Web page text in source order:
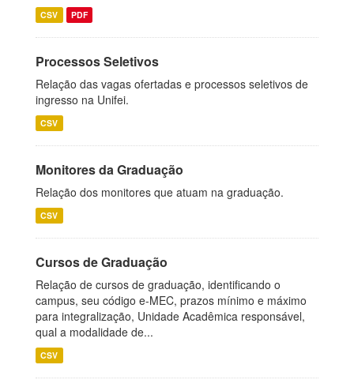
CSV PDF
Processos Seletivos
Relação das vagas ofertadas e processos seletivos de
ingresso na Unifei.
CSV
Monitores da Graduação
Relação dos monitores que atuam na graduação.
CSV
Cursos de Graduação
Relação de cursos de graduação, identificando o
campus, seu código e-MEC, prazos mínimo e máximo
para integralização, Unidade Acadêmica responsável,
qual a modalidade de...
CSV